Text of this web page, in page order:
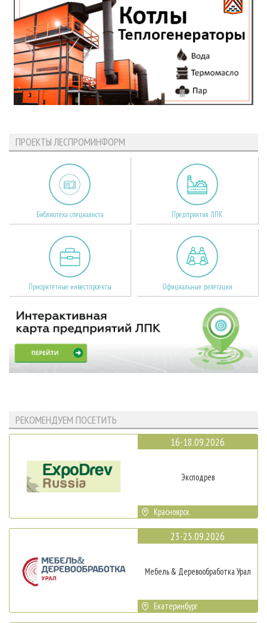
ПРОЕКТЫ ЛЕСПРОМИНФОРМ
Библиотека специалиста Предприятия ЛПК
Приоритетные инвестпроекты Официальные делегации
РЕКОМЕНДУЕМ ПОСЕТИТЬ
16-18.09.2026
Эксподрев
Красноярск
23-25.09.2026
Мебель & Деревообработка Урал
Екатеринбург